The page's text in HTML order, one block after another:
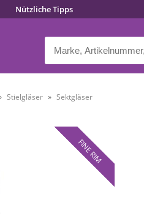
Nützliche Tipps
Stielgläser Sektgläser
FINE RIM